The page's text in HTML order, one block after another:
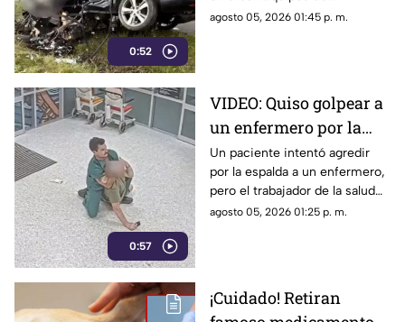
0:52
destruida
emergencia y peritos
agosto 05, 2026 01:45 p. m.
0:57
VIDEO: Quiso golpear a
un enfermero por la
espalda y terminó
sometido: no sabía que
era experto en artes
marciales
Un paciente intentó agredir
por la espalda a un enfermero,
pero el trabajador de la salud
usó artes marciales para
agosto 05, 2026 01:25 p. m.
¡Cuidado! Retiran